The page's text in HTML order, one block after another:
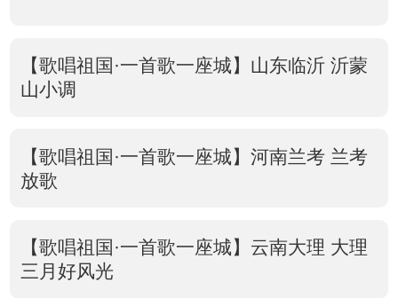
【歌唱祖国·一首歌一座城】山东临沂 沂蒙
山小调
【歌唱祖国·一首歌一座城】河南兰考 兰考
放歌
【歌唱祖国·一首歌一座城】云南大理 大理
三月好风光